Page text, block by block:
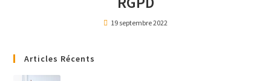
19 septembre 2022
Articles Récents